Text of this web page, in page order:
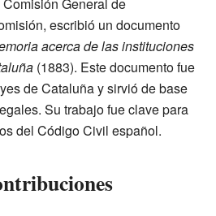
General de
escribió un documento
acerca de las instituciones
(1883). Este documento fue
de Cataluña y sirvió de base
Su trabajo fue clave para
del Código Civil español.